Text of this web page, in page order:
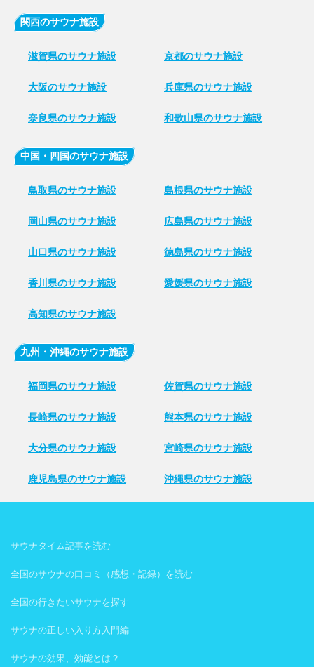
関西のサウナ施設
滋賀県のサウナ施設 京都のサウナ施設
大阪のサウナ施設 兵庫県のサウナ施設
奈良県のサウナ施設 和歌山県のサウナ施設
中国・四国のサウナ施設
鳥取県のサウナ施設 島根県のサウナ施設
岡山県のサウナ施設 広島県のサウナ施設
山口県のサウナ施設 徳島県のサウナ施設
香川県のサウナ施設 愛媛県のサウナ施設
高知県のサウナ施設
九州・沖縄のサウナ施設
福岡県のサウナ施設 佐賀県のサウナ施設
長崎県のサウナ施設 熊本県のサウナ施設
大分県のサウナ施設 宮崎県のサウナ施設
鹿児島県のサウナ施設 沖縄県のサウナ施設
サウナタイム記事を読む
全国のサウナの口コミ（感想・記録）を読む
全国の行きたいサウナを探す
サウナの正しい入り方入門編
サウナの効果、効能とは？